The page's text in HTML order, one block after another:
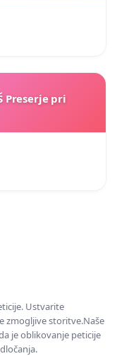
Preserje pri
Ustvarite
zmogljive storitve.Naše
je oblikovanje peticije